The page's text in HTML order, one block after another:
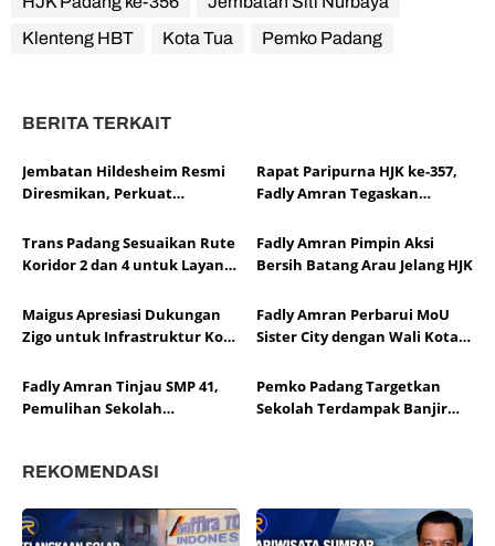
Klenteng HBT
Kota Tua Pemko Padang
BERITA TERKAIT
Jembatan Hildesheim Resmi
Diresmikan, Perkuat
Kota Hildesheim
Rapat Paripurna HJK ke-357,
Fadly Amran Tegaskan
Arah Baru Kota Padang
Trans Padang Sesuaikan Rute
Koridor 2 dan 4 untuk Layani
Fadly Amran Pimpin Aksi
Bersih Batang Arau Jelang HJK
Maigus Apresiasi Dukungan
Zigo untuk Infrastruktur Kota
Fadly Amran Perbarui MoU
Sister City dengan Wali Kota
Fadly Amran Tinjau SMP 41,
Pemulihan Sekolah
Pemko Padang Targetkan
Sekolah Terdampak Banjir
REKOMENDASI